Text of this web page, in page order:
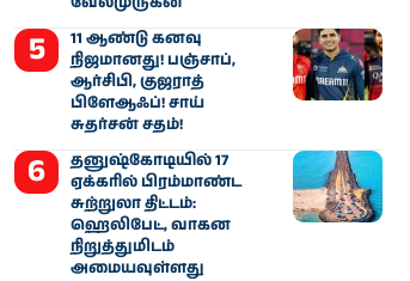
11 ஆண்டு கனவு
நிஜமானது! பஞ்சாப்,
ஆர்சிபி, குஜராத்
பிளேஆஃப்! சாய்
சுதர்சன் சதம்!
தனுஷ்கோடியில் 17
ஏக்கரில் பிரம்மாண்ட
சுற்றுலா திட்டம்:
ஹெலிபேட், வாகன
நிறுத்துமிடம்
அமையவுள்ளது